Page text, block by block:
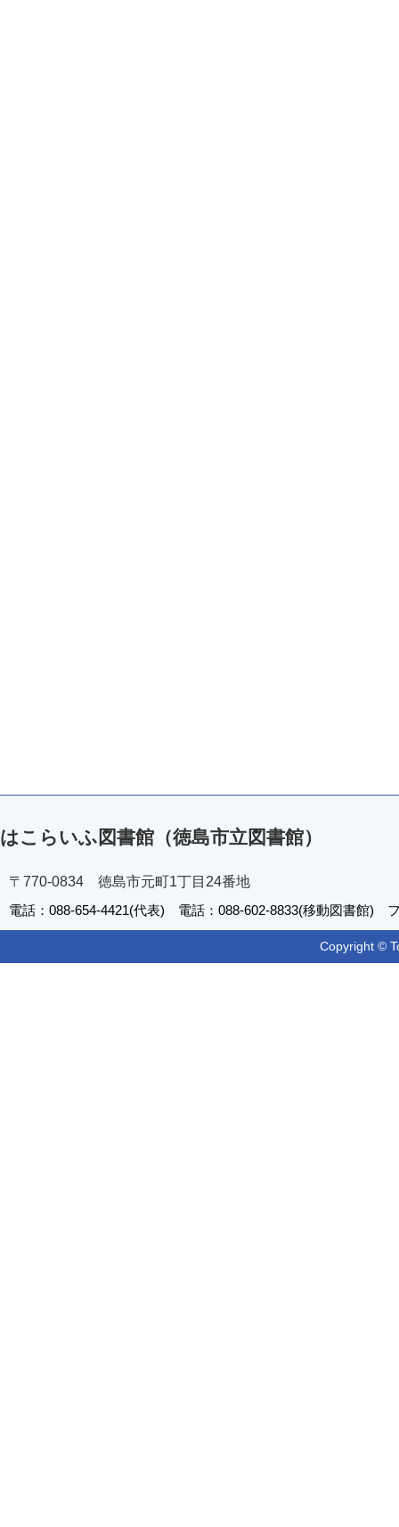
はこらいふ図書館（徳島市立図書館）
〒770-0834 徳島市元町1丁目24番地
電話：088-654-4421(代表) 電話：088-602-8833(移動図書館)
Copyright ©